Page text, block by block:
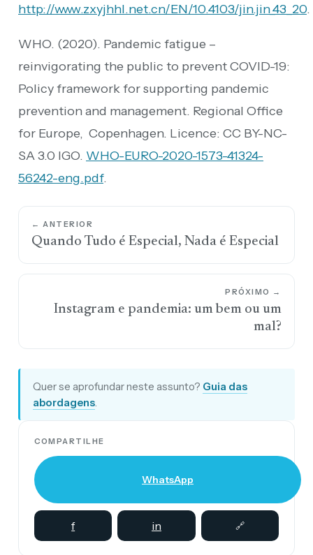
http://www.zxyjhhl.net.cn/EN/10.4103/jin.jin_43_20.
WHO. (2020). Pandemic fatigue –
reinvigorating the public to prevent COVID-19:
Policy framework for supporting pandemic
prevention and management. Regional Office
for Europe, Copenhagen. Licence: CC BY-NC-
SA 3.0 IGO. WHO-EURO-2020-1573-41324-
56242-eng.pdf.
← ANTERIOR
Quando Tudo é Especial, Nada é Especial
PRÓXIMO →
Instagram e pandemia: um bem ou um
mal?
Quer se aprofundar neste assunto? Guia das
abordagens.
COMPARTILHE
WhatsApp
f in 🔗